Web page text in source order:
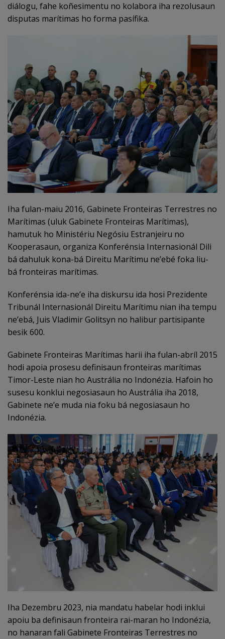
diálogu, fahe koñesimentu no kolabora iha rezolusaun
disputas marítimas ho forma pasífika.
Iha fulan-maiu 2016, Gabinete Fronteiras Terrestres no
Marítimas (uluk Gabinete Fronteiras Marítimas),
hamutuk ho Ministériu Negósiu Estranjeiru no
Kooperasaun, organiza Konferénsia Internasionál Dili
bá dahuluk kona-bá Direitu Marítimu ne’ebé foka liu-
bá fronteiras marítimas.
Konferénsia ida-ne’e iha diskursu ida hosi Prezidente
Tribunál Internasionál Direitu Marítimu nian iha tempu
ne’ebá, Juis Vladimir Golitsyn no halibur partisipante
besik 600.
Gabinete Fronteiras Marítimas harii iha fulan-abríl 2015
hodi apoia prosesu definisaun fronteiras marítimas
Timor-Leste nian ho Austrália no Indonézia. Hafoin ho
susesu konklui negosiasaun ho Austrália iha 2018,
Gabinete ne’e muda nia foku bá negosiasaun ho
Indonézia.
Iha Dezembru 2023, nia mandatu habelar hodi inklui
apoiu ba definisaun fronteira rai-maran ho Indonézia,
no hanaran fali Gabinete Fronteiras Terrestres no